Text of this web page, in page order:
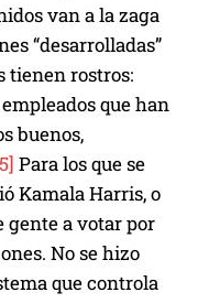
van a la zaga
“desarrolladas”
tienen rostros:
que han
buenos,
Para los que se
Kamala Harris, o
gente a votar por
No se hizo
que controla